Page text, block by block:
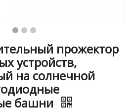
прожектор
устройств,
на солнечной
башни